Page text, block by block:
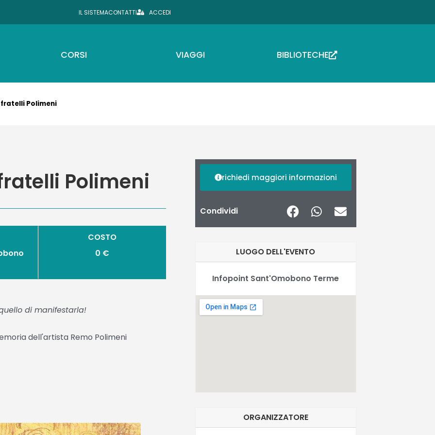
IL SISTEMACONTATTI ACCEDI
CORSI VIAGGI BIBLIOTECHE
Polimeni
Polimeni
COSTO
0 €
di manifestarla!
dell'artista Remo Polimeni
richiedi maggiori informazioni
Condividi
LUOGO DELL'EVENTO
Infopoint Sant'Omobono Terme
ORGANIZZATORE